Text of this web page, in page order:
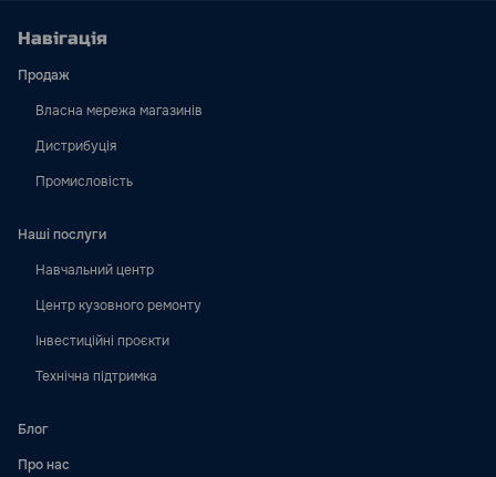
Навігація
Продаж
Власна мережа магазинів
Дистрибуція
Промисловість
Наші послуги
Навчальний центр
Центр кузовного ремонту
Інвестиційні проєкти
Технічна підтримка
Блог
Про нас